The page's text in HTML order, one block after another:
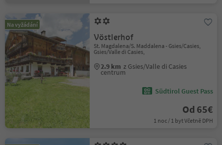
Na vyžádání
Vöstlerhof
St. Magdalena/S. Maddalena - Gsies/Casies,
Gsies/Valle di Casies,
2.9 km z Gsies/Valle di Casies
centrum
Südtirol Guest Pass
Od 65€
1 noc / 1 byt Včetně DPH